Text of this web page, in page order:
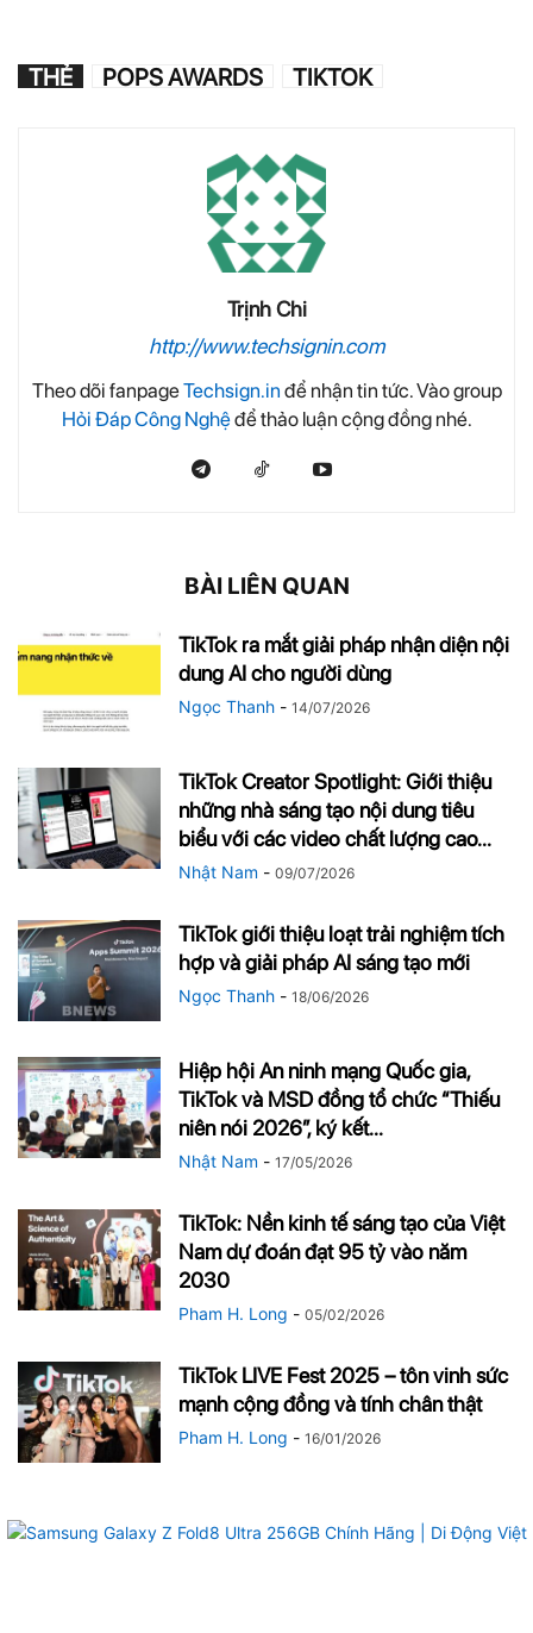
THẺ POPS AWARDS TIKTOK
Trịnh Chi
http://www.techsignin.com
Theo dõi fanpageTechsign.in để nhận tin tức. Vào group
Hỏi Đáp Công Nghệđể thảo luận cộng đồng nhé.
BÀI LIÊN QUAN
TikTok ra mắt giải pháp nhận diện nội
dung AI cho người dùng
Ngọc Thanh - 14/07/2026
TikTok Creator Spotlight: Giới thiệu
những nhà sáng tạo nội dung tiêu
biểu với các video chất lượng cao...
Nhật Nam - 09/07/2026
TikTok giới thiệu loạt trải nghiệm tích
hợp và giải pháp AI sáng tạo mới
Ngọc Thanh - 18/06/2026
Hiệp hội An ninh mạng Quốc gia,
TikTok và MSD đồng tổ chức “Thiếu
niên nói 2026″, ký kết...
Nhật Nam - 17/05/2026
TikTok: Nền kinh tế sáng tạo của Việt
Nam dự đoán đạt 95 tỷ vào năm
2030
Pham H. Long - 05/02/2026
TikTok LIVE Fest 2025 – tôn vinh sức
mạnh cộng đồng và tính chân thật
Pham H. Long - 16/01/2026